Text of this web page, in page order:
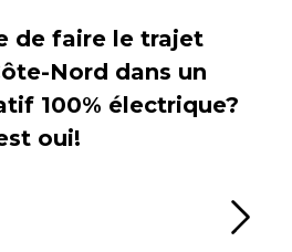
de faire le trajet
Nord dans un
100% électrique?
oui!